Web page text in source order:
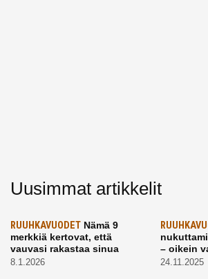
Uusimmat artikkelit
RUUHKAVUODET Nämä 9
merkkiä kertovat, että
vauvasi rakastaa sinua
8.1.2026
– oikein
24.11.2025